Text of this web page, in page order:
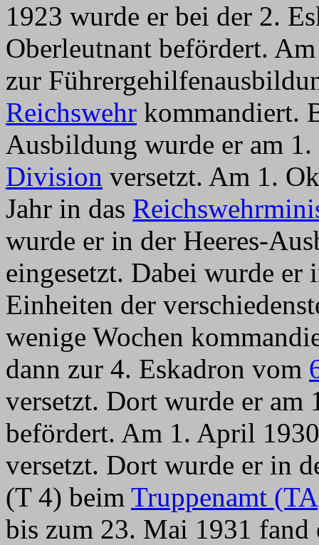
1923 wurde er bei der 2.
Oberleutnant befördert.
zur
Reichswehr kommandiert.
Ausbildung wurde er am
Division versetzt. Am 1.
Jahr in das
wurde er in der Heeres-
eingesetzt. Dabei wurde
Einheiten der
wenige Wochen
dann zur 4. Eskadron vom
versetzt. Dort wurde er
befördert. Am 1. April
versetzt. Dort wurde er in
(T 4) beim Truppenamt
bis zum 23. Mai 1931 fand